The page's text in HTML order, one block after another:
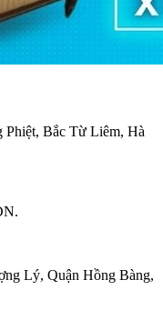
Phiệt, Bắc Từ Liêm, Hà
Lý, Quận Hồng Bàng,